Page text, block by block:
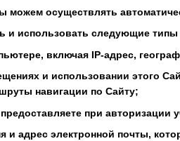
можем осуществлять
и использовать следующие
включая IP-адрес,
и использовании этого
навигации по Сайту;
при авторизации
и адрес электронной почты,